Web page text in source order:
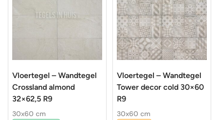
Vloertegel – Wandtegel
Crossland almond
32×62,5 R9
30x60 cm
Vloertegel – Wandtegel
Tower decor cold 30×60
R9
30x60 cm